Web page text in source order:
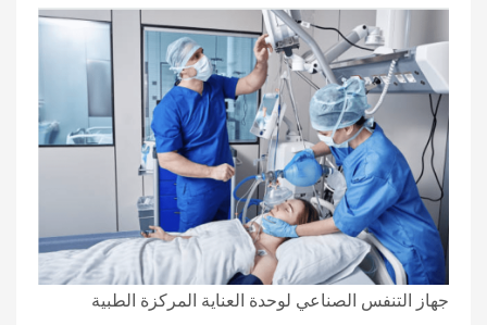
جهاز التنفس الصناعي لوحدة العناية المركزة الطبية